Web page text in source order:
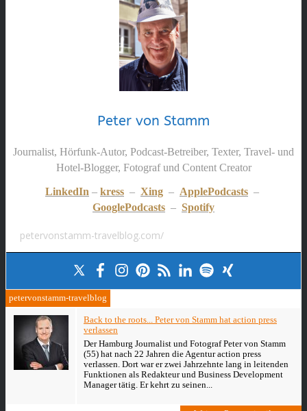
Peter von Stamm
Journalist, Hörfunk-Autor, Podcast-Betreiber, Texter, Travel- und
Hotel-Blogger, Fotograf und Content Creator
LinkedIn – kress – Xing – ApplePodcasts –
GooglePodcasts – Spotify
petervonstamm-travelblog.com/
petervonstamm-travelblog
Back to the roots... Peter von Stamm hat action press
verlassen
Der Hamburg Journalist und Fotograf Peter von Stamm
(55) hat nach 22 Jahren die Agentur action press
verlassen. Dort war er zwei Jahrzehnte lang in leitenden
Funktionen als Redakteur und Business Development
Manager tätig. Er kehrt zu seinen...